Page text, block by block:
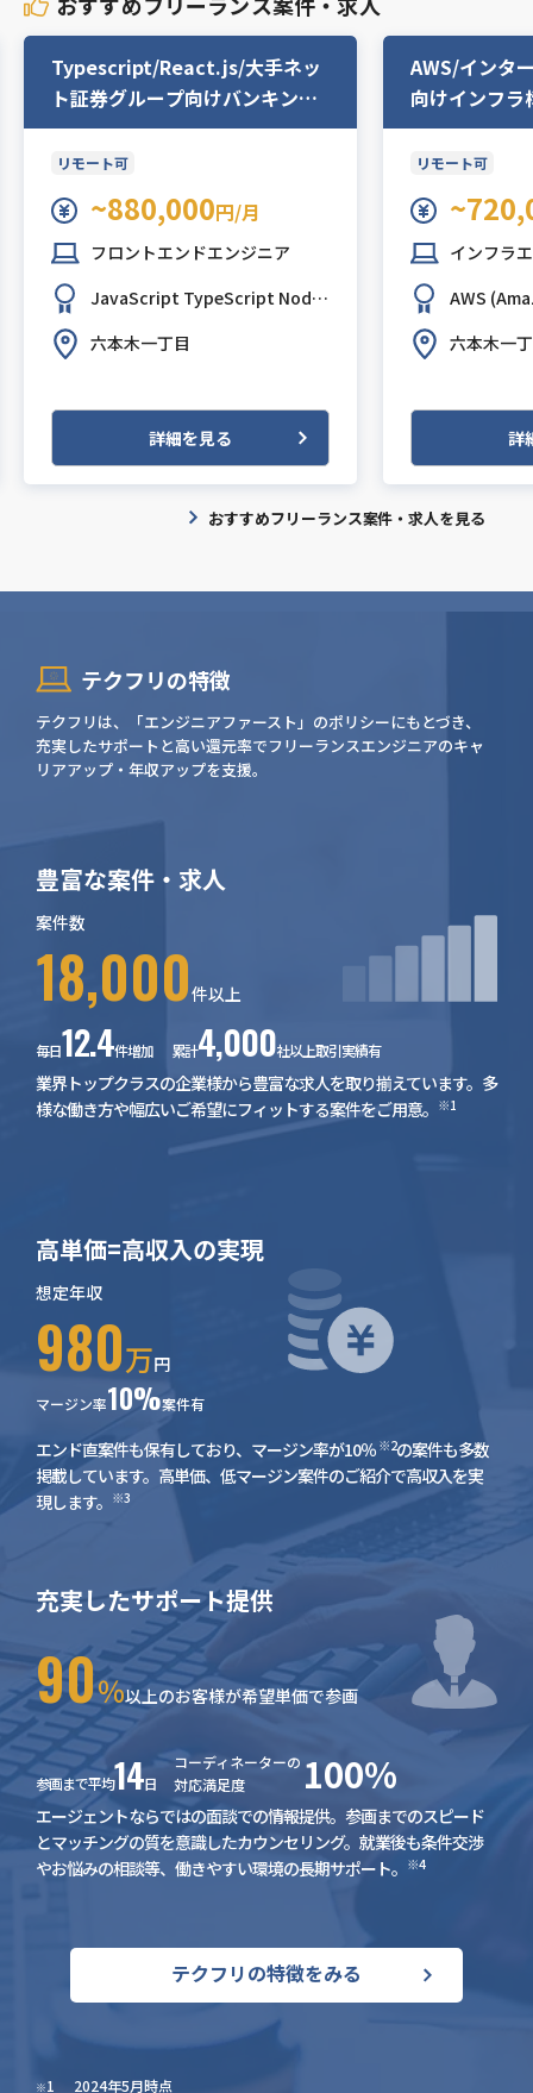
Typescript/React.js/大手ネッ
ト証券グループ向けバンキング
アプリ開発支援
リモート可
~880,000円/月
フロントエンドエンジニア
JavaScript TypeScript Node.
六本木一丁目
詳細を見る
AWS/インタ
向けインフラ
リモート可
インフラ
AWS
六本木一
詳
おすすめフリーランス案件・求人を見る
テクフリの特徴
テクフリは、「エンジニアファースト」のポリシーにもとづき、
充実したサポートと高い還元率でフリーランスエンジニアのキャ
リアアップ・年収アップを支援。
豊富な案件・求人
案件数
18,000件以上
高単価=高収入の実現
想定年収
980万円
毎日12.4件増加 累計4,000社以上取引実績有
業界トップクラスの企業様から豊富な求人を取り揃えています。多
様な働き方や幅広いご希望にフィットする案件をご用意。 ※1
マージン率10%案件有
エンド直案件も保有しており、マージン率が10％ ※2の案件も多数
掲載しています。高単価、低マージン案件のご紹介で高収入を実
現します。 ※3
充実したサポート提供
90％以上のお客様が希望単価で参画
参画まで平均14日
コーディネーターの
対応満足度
100%
エージェントならではの面談での情報提供。参画までのスピード
とマッチングの質を意識したカウンセリング。就業後も条件交渉
やお悩みの相談等、働きやすい環境の長期サポート。 ※4
テクフリの特徴をみる
※1 2024年5月時点